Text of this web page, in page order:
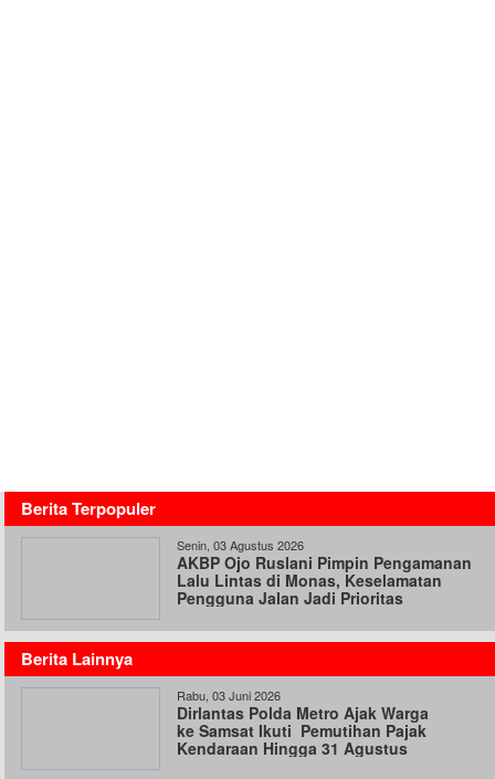
Berita Terpopuler
Senin, 03 Agustus 2026
AKBP Ojo Ruslani Pimpin Pengamanan
Lalu Lintas di Monas, Keselamatan
Pengguna Jalan Jadi Prioritas
Berita Lainnya
Rabu, 03 Juni 2026
Dirlantas Polda Metro Ajak Warga
ke Samsat Ikuti Pemutihan Pajak
Kendaraan Hingga 31 Agustus